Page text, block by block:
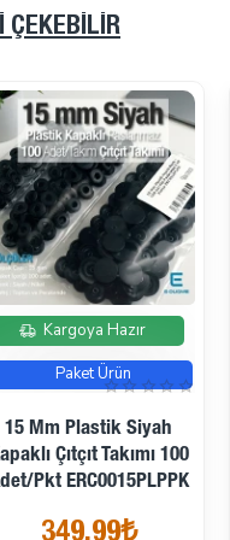
ÇEKEBILIR
İndirimde
Kargoya Hazır
Çıtçıt Düğme 15
Çelik 150 Adet/Paket
Delikli ERD150P4PK
664,48₺
805,87₺